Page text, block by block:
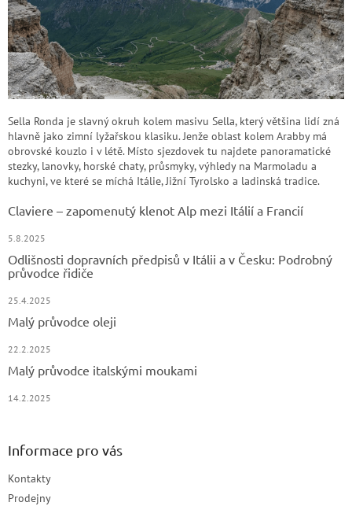
Sella Ronda je slavný okruh kolem masivu Sella, který většina lidí zná
hlavně jako zimní lyžařskou klasiku. Jenže oblast kolem Arabby má
obrovské kouzlo i v létě. Místo sjezdovek tu najdete panoramatické
stezky, lanovky, horské chaty, průsmyky, výhledy na Marmoladu a
kuchyni, ve které se míchá Itálie, Jižní Tyrolsko a ladinská tradice.
Claviere – zapomenutý klenot Alp mezi Itálií a Francií
5.8.2025
Odlišnosti dopravních předpisů v Itálii a v Česku: Podrobný
průvodce řidiče
25.4.2025
Malý průvodce oleji
22.2.2025
Malý průvodce italskými moukami
14.2.2025
Informace pro vás
Kontakty
Prodejny